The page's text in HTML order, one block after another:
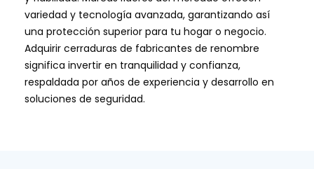
variedad y tecnología avanzada, garantizando así
una protección superior para tu hogar o negocio.
Adquirir cerraduras de fabricantes de renombre
significa invertir en tranquilidad y confianza,
respaldada por años de experiencia y desarrollo en
soluciones de seguridad.